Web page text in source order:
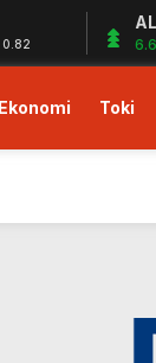
0.82
Ekonomi Toki
yeni proje
villa geliyor!
15